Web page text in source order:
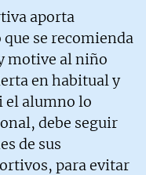
aporta
se recomienda
motive al niño
en habitual y
el alumno lo
debe seguir
de sus
para evitar